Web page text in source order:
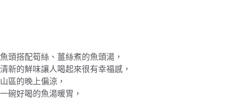
魚頭搭配筍絲、薑絲煮的魚頭湯，
清新的鮮味讓人喝起來很有幸福感，
山區的晚上偏涼，
一碗好喝的魚湯暖胃，